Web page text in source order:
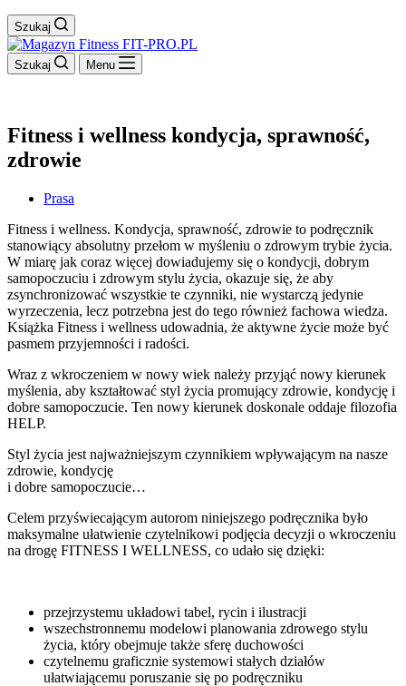
Szukaj
Szukaj Menu
Fitness i wellness kondycja, sprawność,
zdrowie
Prasa
Fitness i wellness. Kondycja, sprawność, zdrowie to podręcznik
stanowiący absolutny przełom w myśleniu o zdrowym trybie życia.
W miarę jak coraz więcej dowiadujemy się o kondycji, dobrym
samopoczuciu i zdrowym stylu życia, okazuje się, że aby
zsynchronizować wszystkie te czynniki, nie wystarczą jedynie
wyrzeczenia, lecz potrzebna jest do tego również fachowa wiedza.
Książka Fitness i wellness udowadnia, że aktywne życie może być
pasmem przyjemności i radości.
Wraz z wkroczeniem w nowy wiek należy przyjąć nowy kierunek
myślenia, aby kształtować styl życia promujący zdrowie, kondycję i
dobre samopoczucie. Ten nowy kierunek doskonale oddaje filozofia
HELP.
Styl życia jest najważniejszym czynnikiem wpływającym na nasze
zdrowie, kondycję
i dobre samopoczucie…
Celem przyświecającym autorom niniejszego podręcznika było
maksymalne ułatwienie czytelnikowi podjęcia decyzji o wkroczeniu
na drogę FITNESS I WELLNESS, co udało się dzięki:
przejrzystemu układowi tabel, rycin i ilustracji
wszechstronnemu modelowi planowania zdrowego stylu
życia, którу obejmuje także sferę duchowości
czytelnemu graficznie systemowi stałych działów
ułatwiającemu poruszanie się po podręczniku